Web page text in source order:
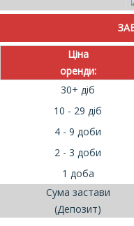
Ціна
оренди:
30+ діб
10 - 29 діб
4 - 9 доби
2 - 3 доби
1 доба
Сума застави
(Депозит)